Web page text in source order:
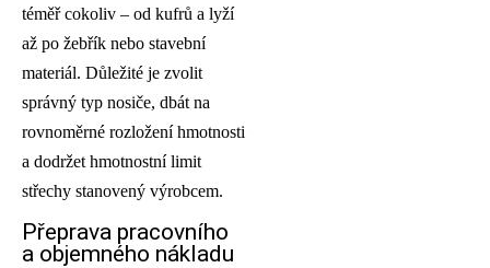
téměř cokoliv – od kufrů a lyží
až po žebřík nebo stavební
materiál. Důležité je zvolit
správný typ nosiče, dbát na
rovnoměrné rozložení hmotnosti
a dodržet hmotnostní limit
střechy stanovený výrobcem.
Přeprava pracovního
a objemného nákladu